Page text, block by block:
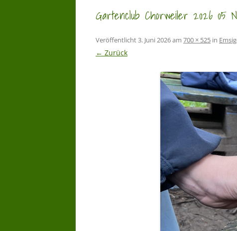
Gartenclub Chorweiler 2026 05
Veröffentlicht3. Juni 2026am 700 × 525 in
← Zurück